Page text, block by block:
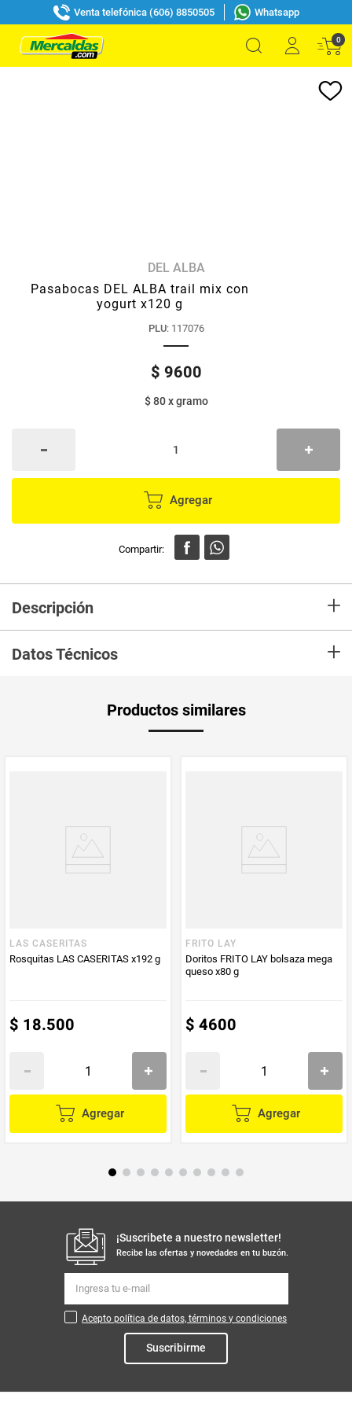
Venta telefónica (606) 8850505 Whatsapp
0
DEL ALBA
Pasabocas DEL ALBA trail mix con
yogurt x120 g
PLU: 117076
$ 9600
$ 80xgramo
Agregar
Descripción +
online, maní, almendras, semillas de calabaza, pasas.
Datos Técnicos +
Productos similares
LAS CASERITAS
Rosquitas LAS CASERITAS x192 g
$ 18.500
Agregar
FRITO LAY
Doritos FRITO LAY bolsaza mega
queso x80 g
$ 4600
Agregar
¡Suscribete a nuestro newsletter!
Recibe las ofertas y novedades en tu buzón.
Acepto política de datos, términos y condiciones
Suscribirme